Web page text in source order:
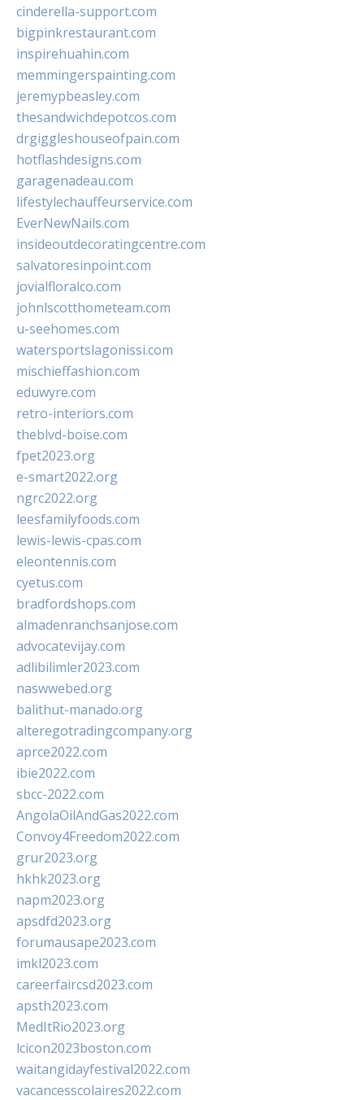
cinderella-support.com
bigpinkrestaurant.com
inspirehuahin.com
memmingerspainting.com
jeremypbeasley.com
thesandwichdepotcos.com
drgiggleshouseofpain.com
hotflashdesigns.com
garagenadeau.com
lifestylechauffeurservice.com
EverNewNails.com
insideoutdecoratingcentre.com
salvatoresinpoint.com
jovialfloralco.com
johnlscotthometeam.com
u-seehomes.com
watersportslagonissi.com
mischieffashion.com
eduwyre.com
retro-interiors.com
theblvd-boise.com
fpet2023.org
e-smart2022.org
ngrc2022.org
leesfamilyfoods.com
lewis-lewis-cpas.com
eleontennis.com
cyetus.com
bradfordshops.com
almadenranchsanjose.com
advocatevijay.com
adlibilimler2023.com
naswwebed.org
balithut-manado.org
alteregotradingcompany.org
aprce2022.com
ibie2022.com
sbcc-2022.com
AngolaOilAndGas2022.com
Convoy4Freedom2022.com
grur2023.org
hkhk2023.org
napm2023.org
apsdfd2023.org
forumausape2023.com
imkl2023.com
careerfaircsd2023.com
apsth2023.com
MedItRio2023.org
lcicon2023boston.com
waitangidayfestival2022.com
vacancesscolaires2022.com